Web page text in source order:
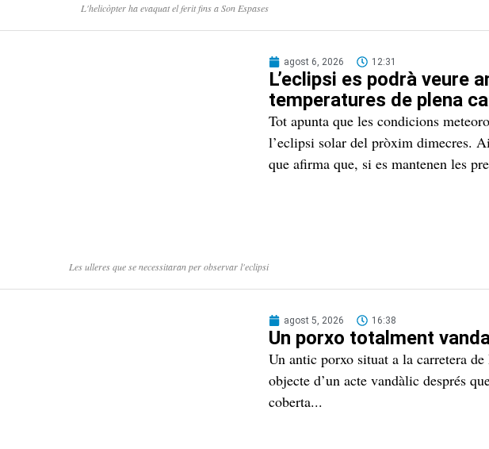
L'helicòpter ha evaquat el ferit fins a Son Espases
Les ulleres que se necessitaran per observar l'eclipsi
agost 6, 2026 12:31
L’eclipsi es podrà veure
temperatures de plena
Tot apunta que les condicions
l’eclipsi solar del pròxim dimecres.
que afirma que, si es mantenen les
agost 5, 2026 16:38
Un porxo totalment
Un antic porxo situat a la carretera
objecte d’un acte vandàlic després
coberta...